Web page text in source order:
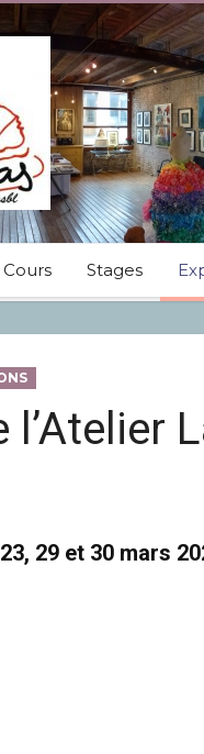
Cours Stages
l’Atelier
29 et 30 mars